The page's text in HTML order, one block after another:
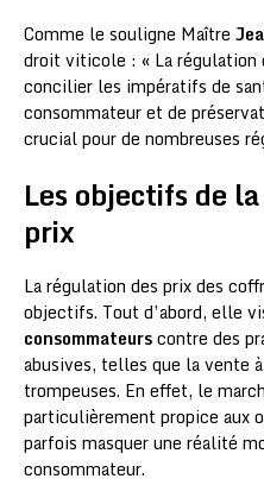
Comme le souligne Maître
droit viticole : « La régulation
concilier les impératifs de
consommateur et de
crucial pour de nombreuses
Les objectifs de
prix
La régulation des prix des
objectifs. Tout d’abord, elle
consommateurscontre des
abusives, telles que la vente
trompeuses. En effet, le
particulièrement propice aux
parfois masquer une réalité
consommateur.